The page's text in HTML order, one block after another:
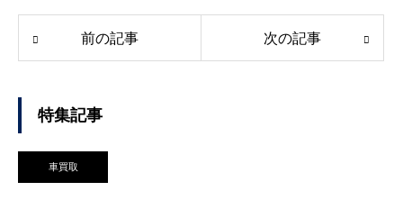
前の記事 次の記事
特集記事
車買取